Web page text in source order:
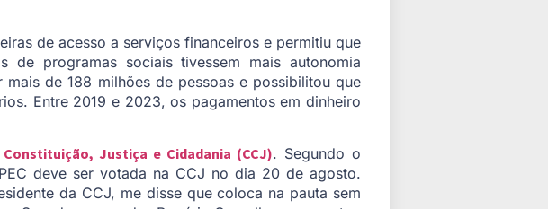
de acesso a serviços financeiros e permitiu que
de programas sociais tivessem mais autonomia
de 188 milhões de pessoas e possibilitou que
Entre 2019 e 2023, os pagamentos em dinheiro
Justiça e Cidadania (CCJ). Segundo o
deve ser votada na CCJ no dia 20 de agosto.
da CCJ, me disse que coloca na pauta sem